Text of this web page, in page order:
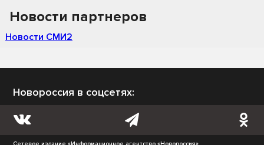
Новости партнеров
Новости СМИ2
Новороссия в соцсетях: